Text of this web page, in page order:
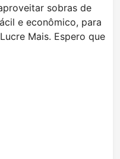
sobras de
e econômico, para
Mais. Espero que